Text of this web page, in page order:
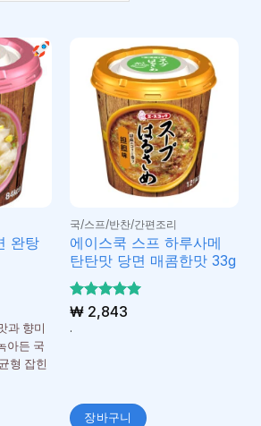
완탕
과 향미
아든 국
형 잡힌
국/스프/반찬/간편조리
에이스쿡 스프 하루사메
탄탄맛 당면 매콤한맛 33g
5 중에서
로 평가
₩2,843
.
장바구니